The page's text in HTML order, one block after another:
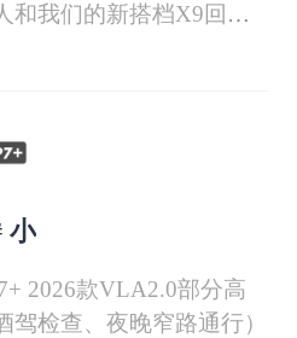
和我们的新搭档X9回来
是如何被打造出来的科
小
2026款VLA2.0部分高
检查、夜晚窄路通行）